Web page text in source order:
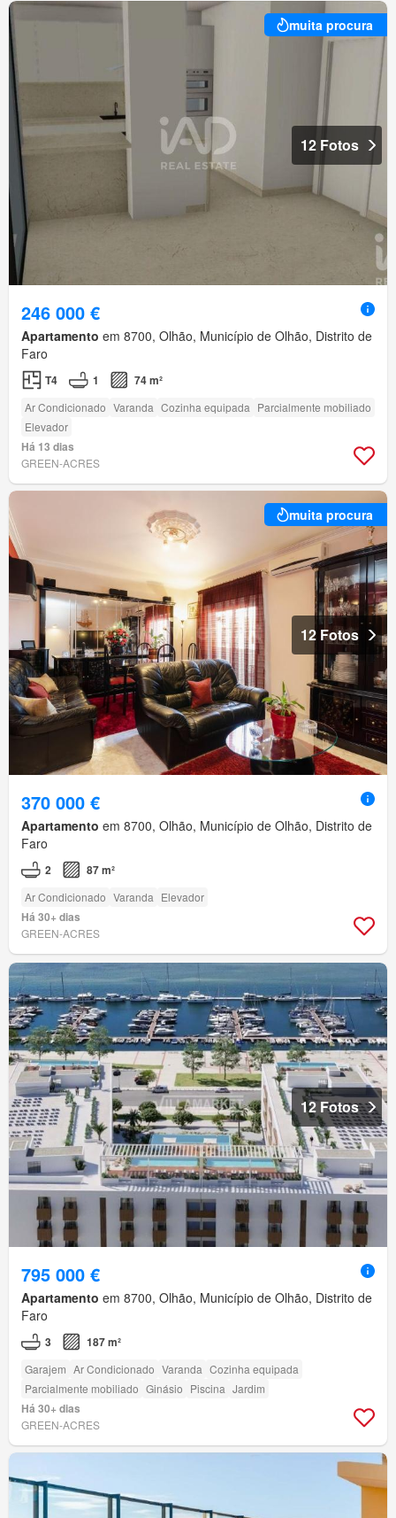
muita procura
12 Fotos
246 000 €
Apartamento em 8700, Olhão, Município de Olhão, Distrito de
Faro
T4 1 74 m²
Ar Condicionado Varanda Cozinha equipada Parcialmente mobiliado
Elevador
Há 13 dias
GREEN-ACRES
muita procura
12 Fotos
370 000 €
Apartamento em 8700, Olhão, Município de Olhão, Distrito de
Faro
2 87 m²
Ar Condicionado Varanda Elevador
Há 30+ dias
GREEN-ACRES
12 Fotos
795 000 €
Apartamento em 8700, Olhão, Município de Olhão, Distrito de
Faro
3 187 m²
Garajem Ar Condicionado Varanda Cozinha equipada
Parcialmente mobiliado Ginásio Piscina Jardim
Há 30+ dias
GREEN-ACRES